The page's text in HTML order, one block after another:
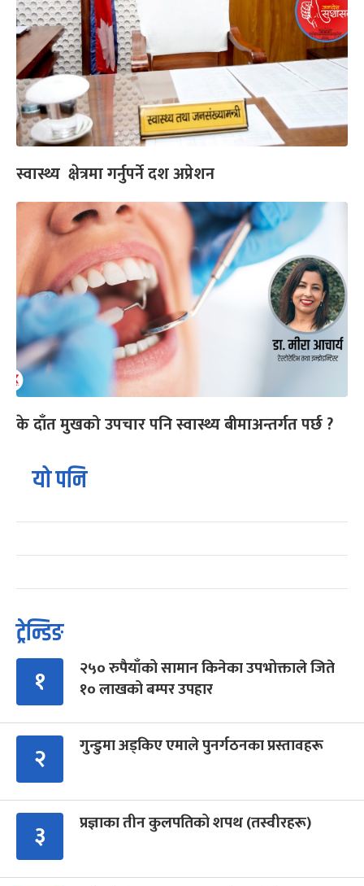
स्वास्थ्य क्षेत्रमा गर्नुपर्ने दश अप्रेशन
के दाँत मुखको उपचार पनि स्वास्थ्य बीमाअन्तर्गत पर्छ ?
यो पनि
ट्रेन्डिङ
१
२५० रुपैयाँको सामान किनेका उपभोक्ताले जिते
१० लाखको बम्पर उपहार
२ गुन्डुमा अड्किए एमाले पुनर्गठनका प्रस्तावहरू
३ प्रज्ञाका तीन कुलपतिको शपथ (तस्वीरहरू)